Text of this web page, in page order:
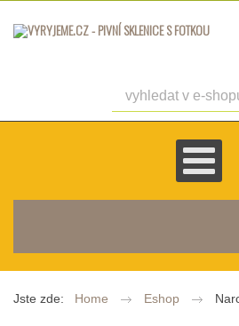
košík je prázdný
Jste zde:
Home Eshop